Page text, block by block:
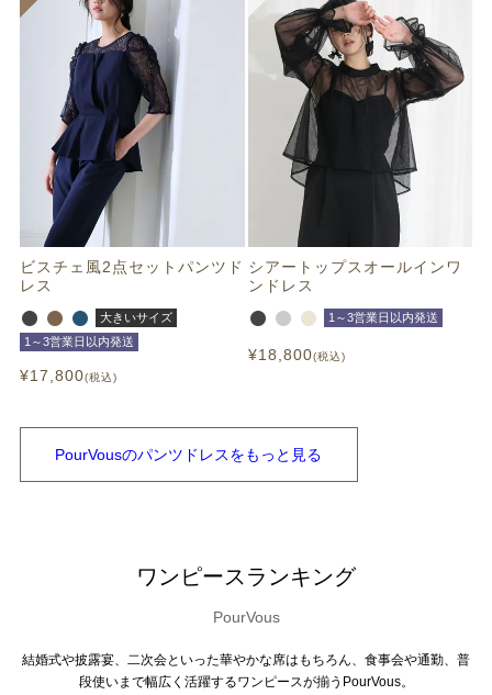
ビスチェ風2点セットパンツド
レス
大きいサイズ
1～3営業日以内発送
¥17,800 税込
シアートップスオールインワ
ンドレス
1～3営業日以内発送
¥18,800 税込
PourVousのパンツドレスをもっと見る
ワンピースランキング
PourVous
結婚式や披露宴、二次会といった華やかな席はもちろん、食事会や通勤、普
段使いまで幅広く活躍するワンピースが揃うPourVous。